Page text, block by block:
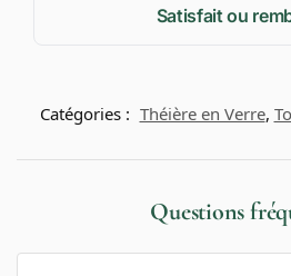
Satisfait ou
Catégories : Théière en Verre,
Questions